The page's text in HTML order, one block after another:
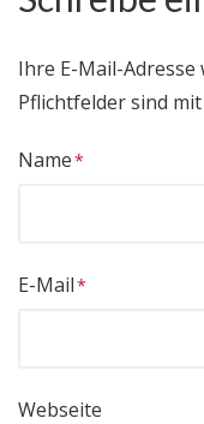
Ihre E-Mail-
Pflichtfelder sind
Name
E-Mail
Webseite